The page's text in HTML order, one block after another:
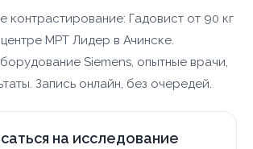
контрастирование: Гадовист от 90 кг
МРТ Лидер в Ачинске.
Siemens, опытные врачи,
Запись онлайн, без очередей.
на исследование